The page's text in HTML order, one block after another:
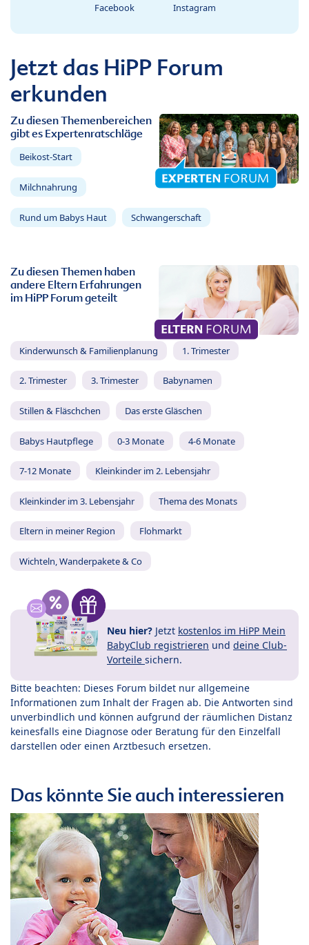
Facebook Instagram
Jetzt das HiPP Forum
erkunden
Zu diesen Themenbereichen
gibt es Expertenratschläge
Beikost-Start
Milchnahrung
Rund um Babys Haut Schwangerschaft
Zu diesen Themen haben
andere Eltern Erfahrungen
im HiPP Forum geteilt
Kinderwunsch & Familienplanung 1. Trimester
2. Trimester 3. Trimester Babynamen
Stillen & Fläschchen Das erste Gläschen
Babys Hautpflege 0-3 Monate 4-6 Monate
7-12 Monate Kleinkinder im 2. Lebensjahr
Kleinkinder im 3. Lebensjahr Thema des Monats
Eltern in meiner Region Flohmarkt
Wichteln, Wanderpakete & Co
Neu hier? Jetzt kostenlos im HiPP Mein
BabyClub registrieren und deine Club-
Vorteile sichern.
Bitte beachten: Dieses Forum bildet nur allgemeine
Informationen zum Inhalt der Fragen ab. Die Antworten sind
unverbindlich und können aufgrund der räumlichen Distanz
keinesfalls eine Diagnose oder Beratung für den Einzelfall
darstellen oder einen Arztbesuch ersetzen.
Das könnte Sie auch interessieren